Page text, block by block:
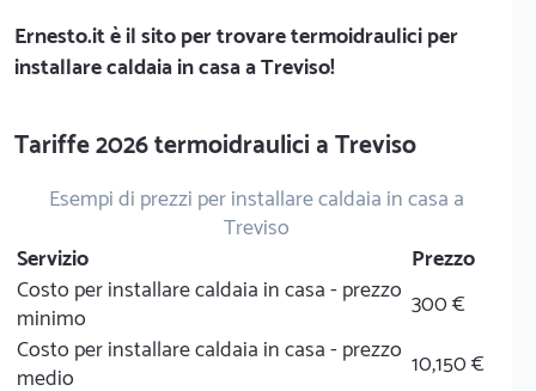
Ernesto.itè il sito per trovare termoidraulici per
installare caldaia in casa a Treviso!
Tariffe 2026 termoidraulici a Treviso
Esempi di prezzi per installare caldaia in casa a
Treviso
Servizio
Prezzo
Costo per installare caldaia in casa - prezzo
minimo
300 €
Costo per installare caldaia in casa - prezzo
medio
10,150 €